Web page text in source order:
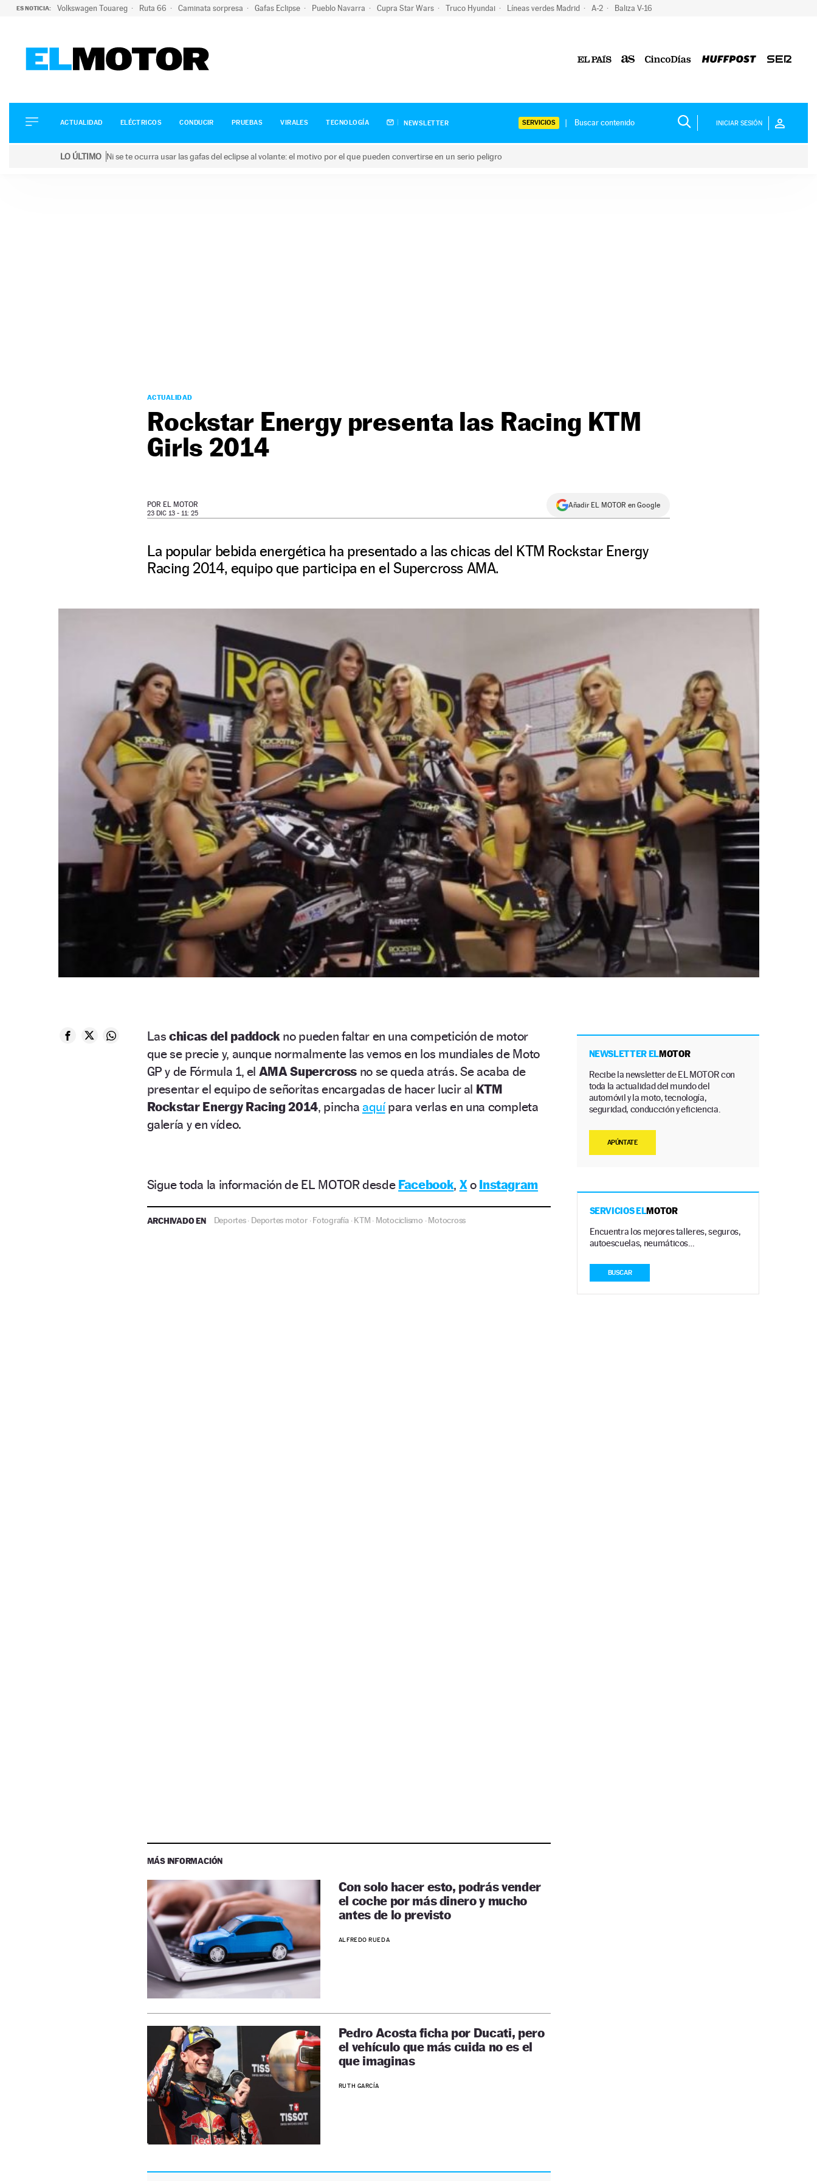
ES NOTICIA: Volkswagen Touareg Ruta 66 Caminata sorpresa Gafas Eclipse Pueblo Navarra Cupra Star Wars Truco Hyundai Líneas verdes Madrid A-2 Baliza V-16
ELÉCTRICOS
CONDUCIR
ACTUALIDAD ELÉCTRICOS CONDUCIR PRUEBAS VIRALES TECNOLOGÍA NEWSLETTER SERVICIOS INICIAR SESIÓN
LO ÚLTIMO Ni se te ocurra usar las gafas del eclipse al volante: el motivo por el que pueden convertirse en un serio peligro
ACTUALIDAD
Rockstar Energy presenta las Racing KTM
Girls 2014
POR EL MOTOR
23 DIC 13 - 11: 25
Añadir EL MOTOR en Google
La popular bebida energética ha presentado a las chicas del KTM Rockstar Energy
Racing 2014, equipo que participa en el Supercross AMA.
Laschicas del paddockno pueden faltar en una competición de motor
que se precie y, aunque normalmente las vemos en los mundiales de Moto
GP y de Fórmula 1, el AMA Supercrossno se queda atrás. Se acaba de
presentar el equipo de señoritas encargadas de hacer lucir al KTM
Rockstar Energy Racing 2014, pincha aquípara verlas en una completa
galería y en vídeo.
Sigue toda la información de EL MOTOR desde Facebook, Xo Instagram
ARCHIVADO EN Deportes· Deportes motor·Fotografía·KTM · Motociclismo ·Motocross
MÁS INFORMACIÓN
Con solo hacer esto, podrás vender
el coche por más dinero y mucho
antes de lo previsto
ALFREDO RUEDA
Pedro Acosta ficha por Ducati, pero
el vehículo que más cuida no es el
que imaginas
RUTH GARCÍA
NEWSLETTER ELMOTOR
Recibe la newsletter de EL MOTOR con
toda la actualidad del mundo del
automóvil y la moto, tecnología,
seguridad, conducción y eficiencia.
APÚNTATE
SERVICIOS ELMOTOR
Encuentra los mejores talleres, seguros,
autoescuelas, neumáticos…
BUSCAR